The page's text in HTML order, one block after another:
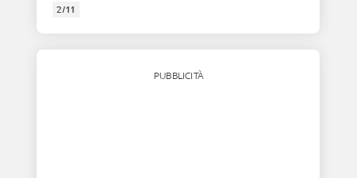
2/11
PUBBLICITÀ